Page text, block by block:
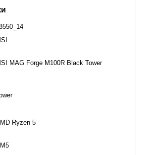
MAG Forge M100R Black Tower
Ryzen 5